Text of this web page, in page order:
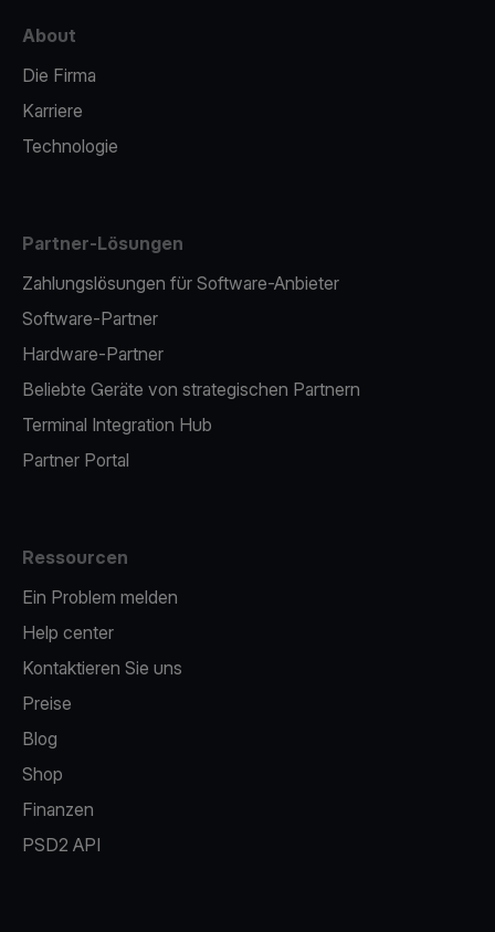
About
Die Firma
Karriere
Technologie
Partner-Lösungen
Zahlungslösungen für Software-Anbieter
Software-Partner
Hardware-Partner
Beliebte Geräte von strategischen Partnern
Terminal Integration Hub
Partner Portal
Ressourcen
Ein Problem melden
Help center
Kontaktieren Sie uns
Preise
Blog
Shop
Finanzen
PSD2 API